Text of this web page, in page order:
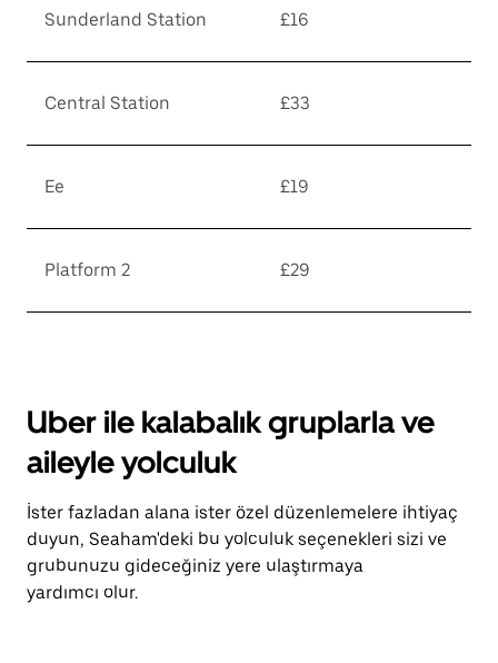
Sunderland Station £16
Central Station £33
Ee £19
Platform 2 £29
Uber ile kalabalık gruplarla ve
aileyle yolculuk
İster fazladan alana ister özel düzenlemelere ihtiyaç
duyun, Seaham'deki bu yolculuk seçenekleri sizi ve
grubunuzu gideceğiniz yere ulaştırmaya
yardımcı olur.